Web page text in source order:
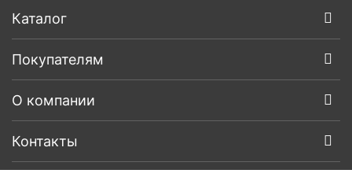
Каталог
Покупателям
О компании
Контакты